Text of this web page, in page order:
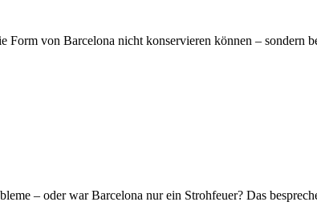
von Barcelona nicht konservieren können – sondern
– oder war Barcelona nur ein Strohfeuer? Das